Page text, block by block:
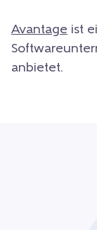
Avantage ist
anbietet.